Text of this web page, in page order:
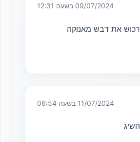
09/07/2024 בשעה 12:31
את דבש מאנוקה
11/07/2024 בשעה 06:54